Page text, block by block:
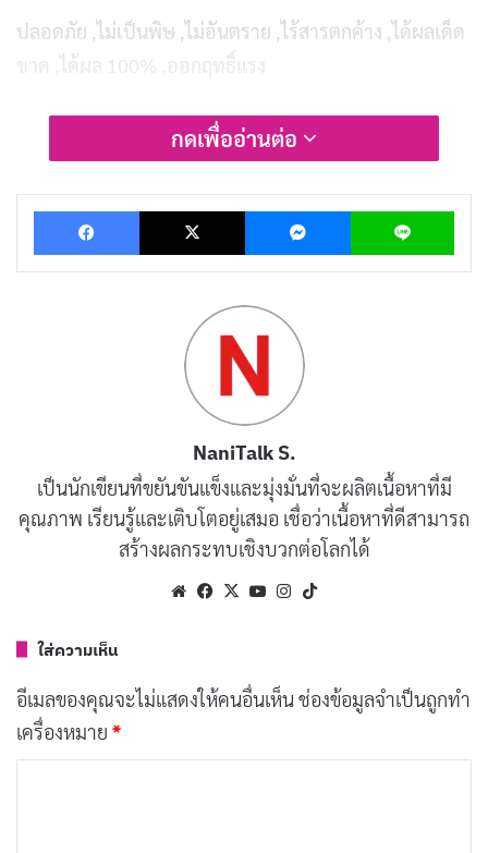
ปลอดภัย ,ไม่เป็นพิษ ,ไม่อันตราย ,ไร้สารตกค้าง ,ได้ผลเด็ด
ขาด ,ได้ผล 100% ,ออกฤทธิ์แรง
ข้อความที่ไม่ควรใช้โฆษณา
แรก ,แห่งเดียว ,รายแรก ,ครั้งแรก ,อันดับ 1 ,พิเศษ ,ยอด
เยี่ยม ,เยี่ยมยอด ,สุดเหวี่ยง ,วิเศษ ,โดดเด่น ,100%
,ศักดิ์สิทธิ์ ,มหัศจรรย์ ,เด็ดขาด ,ฮีโร่ ,หนึ่งเดียว ,ปาฏิหาริย์
,ผลเภสัชวิทยาต่อระบบภูมิคุ้มกัน และ Metabolic Action
4 วิธี เช็คเลข อย. เว็บตรวจสอบ ยา อาหารเสริม ครีม
เครื่องสำอาง วิตามิน คอลลาเจน 100% ที่คุณควรรู้
หมายเลข อย. มีทั้งหมด 13 หลัก เป็นเลขจากทาง สำนักงาน
คณะกรรมการอาหาร และ ยา ของประเทศไทย ที่ได้ระบุให้
สินค้านั้นๆ ว่าได้มีการผ่านมาตรฐานให้กับผู้บริโภคแล้ว
อย. มีหน้าที่ให้ความคุ้มครองผู้บริโภค ด้วยการตรวยสอบ
คุณภาพ ความปลอดภัย และ ให้โฆษณาสินค้าข้างขวด
กระปุก อื่นๆ แบบตรงตามจริง ทำให้สินค้า ยา อาหารเสริม
ผลิตภัณฑ์ครีม เครื่องสำอาง วิตามิน ที่มีเลข อย อยู่ที่ขวด มี
กดเพื่ออ่านต่อ
Facebook X Messenger Line
NaniTalk S.
เป็นนักเขียนที่ขยันขันแข็งและมุ่งมั่นที่จะผลิตเนื้อหาที่มี
คุณภาพ เรียนรู้และเติบโตอยู่เสมอ เชื่อว่าเนื้อหาที่ดีสามารถ
สร้างผลกระทบเชิงบวกต่อโลกได้
WebsiteFacebook
X YouTubeInstagram
ใส่ความเห็น
อีเมลของคุณจะไม่แสดงให้คนอื่นเห็น ช่องข้อมูลจำเป็นถูกทำ
เครื่องหมาย *